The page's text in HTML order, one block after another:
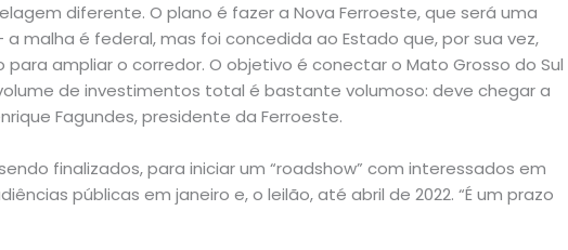
diferente. O plano é fazer a Nova Ferroeste, que será uma
malha é federal, mas foi concedida ao Estado que, por sua vez,
ampliar o corredor. O objetivo é conectar o Mato Grosso do Sul
de investimentos total é bastante volumoso: deve chegar a
Fagundes, presidente da Ferroeste.
finalizados, para iniciar um “roadshow” com interessados em
públicas em janeiro e, o leilão, até abril de 2022. “É um prazo